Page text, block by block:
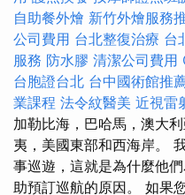
自助餐外燴 新竹外燴服務
公司費用 台北整復治療 台
服務 防水膠 清潔公司費用
台胞證台北 台中國術館推
業課程 法令紋醫美 近視雷
加勒比海，巴哈馬，澳大
夷，美國東部和西海岸。
事巡遊，這就是為什麼他
助預訂巡航的原因。 如果